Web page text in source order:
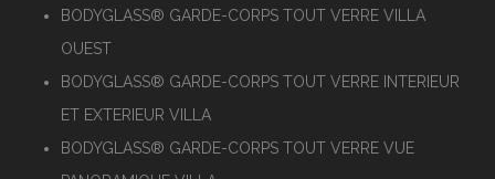
BODYGLASS® GARDE-CORPS TOUT VERRE VILLA
OUEST
BODYGLASS® GARDE-CORPS TOUT VERRE INTERIEUR
ET EXTERIEUR VILLA
BODYGLASS® GARDE-CORPS TOUT VERRE VUE